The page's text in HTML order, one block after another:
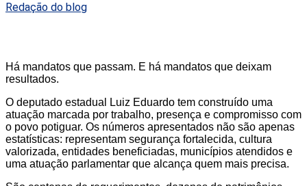
Redação do blog
Há mandatos que passam. E há mandatos que deixam
resultados.
O deputado estadual Luiz Eduardo tem construído uma
atuação marcada por trabalho, presença e compromisso com
o povo potiguar. Os números apresentados não são apenas
estatísticas: representam segurança fortalecida, cultura
valorizada, entidades beneficiadas, municípios atendidos e
uma atuação parlamentar que alcança quem mais precisa.